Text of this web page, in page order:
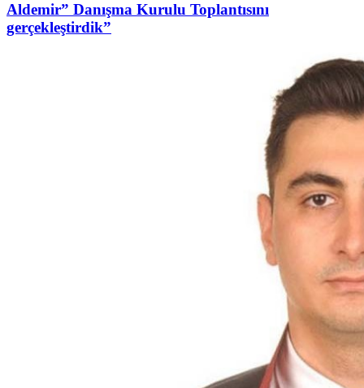
Aldemir” Danışma Kurulu Toplantısını
gerçekleştirdik”